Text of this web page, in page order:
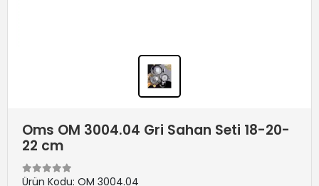
Oms OM 3004.04 Gri Sahan Seti 18-20-
22 cm
Ürün Kodu: OM 3004.04